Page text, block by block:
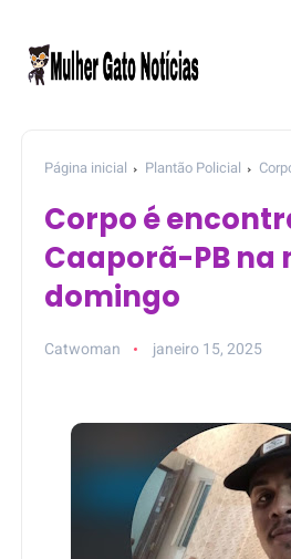
Página inicial Plantão Policial
Corpo é
Caaporã-PB na
domingo
Catwoman janeiro 15, 2025